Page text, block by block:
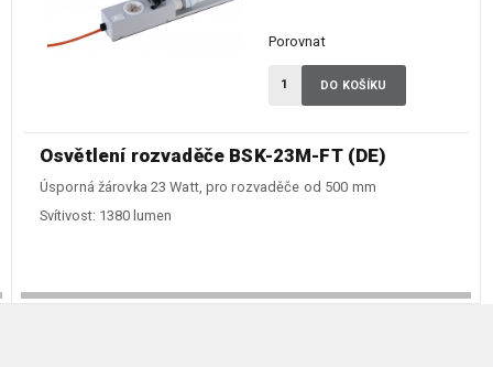
Osvětlení rozvaděče BSK-23M-FT (DE)
Úsporná žárovka 23 Watt, pro rozvaděče od 500 mm
Svítivost: 1380 lumen
Porovnat
DO KOŠÍKU